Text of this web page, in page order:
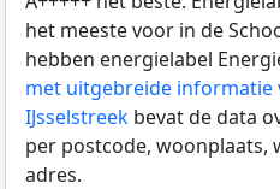
het meeste voor in de
hebben energielabel
met uitgebreide informatie
IJsselstreek bevat de data
per postcode, woonplaats,
adres.